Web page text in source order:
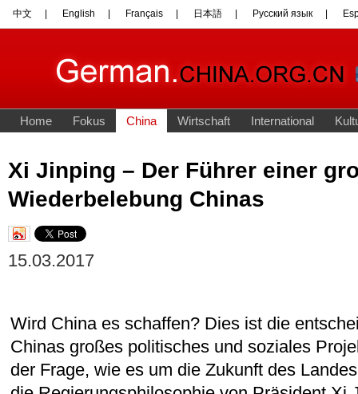
Xi Jinping – Der Führer einer
Wiederbelebung Chinas
15.03.2017
Wird China es schaffen? Dies ist die
Chinas großes politisches und soziales
der Frage, wie es um die Zukunft des